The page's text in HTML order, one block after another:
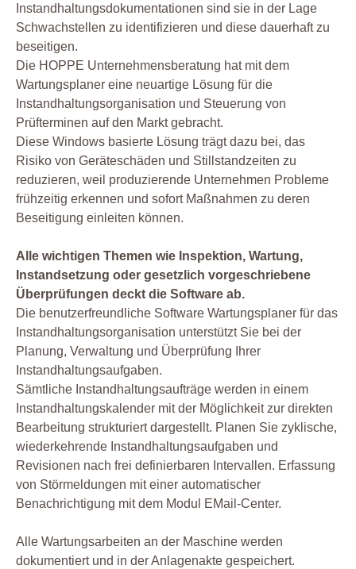
Instandhaltungsdokumentationen sind sie in der Lage
Schwachstellen zu identifizieren und diese dauerhaft zu
beseitigen.
Die HOPPE Unternehmensberatung hat mit dem
Wartungsplaner eine neuartige Lösung für die
Instandhaltungsorganisation und Steuerung von
Prüfterminen auf den Markt gebracht.
Diese Windows basierte Lösung trägt dazu bei, das
Risiko von Geräteschäden und Stillstandzeiten zu
reduzieren, weil produzierende Unternehmen Probleme
frühzeitig erkennen und sofort Maßnahmen zu deren
Beseitigung einleiten können.
Alle wichtigen Themen wie Inspektion, Wartung,
Instandsetzung oder gesetzlich vorgeschriebene
Überprüfungen deckt die Software ab.
Die benutzerfreundliche Software Wartungsplaner für das
Instandhaltungsorganisation unterstützt Sie bei der
Planung, Verwaltung und Überprüfung Ihrer
Instandhaltungsaufgaben.
Sämtliche Instandhaltungsaufträge werden in einem
Instandhaltungskalender mit der Möglichkeit zur direkten
Bearbeitung strukturiert dargestellt. Planen Sie zyklische,
wiederkehrende Instandhaltungsaufgaben und
Revisionen nach frei definierbaren Intervallen. Erfassung
von Störmeldungen mit einer automatischer
Benachrichtigung mit dem Modul EMail-Center.
Alle Wartungsarbeiten an der Maschine werden
dokumentiert und in der Anlagenakte gespeichert.